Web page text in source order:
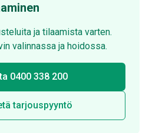
ja tilaamista varten.
valinnassa ja hoidossa.
0400 338 200
tarjouspyyntö